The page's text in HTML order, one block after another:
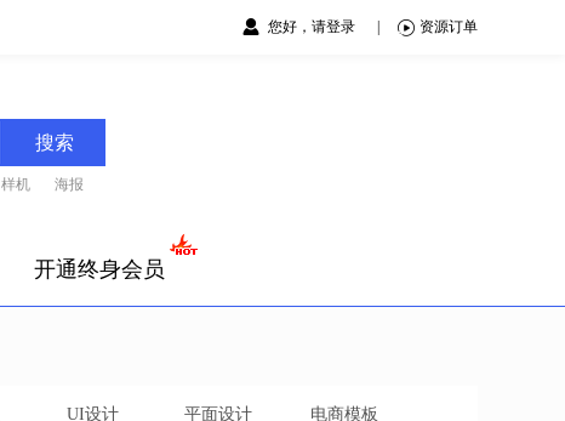
您好，请登录 资源订单
搜索
样机 海报
开通终身会员
UI设计 平面设计 电商模板